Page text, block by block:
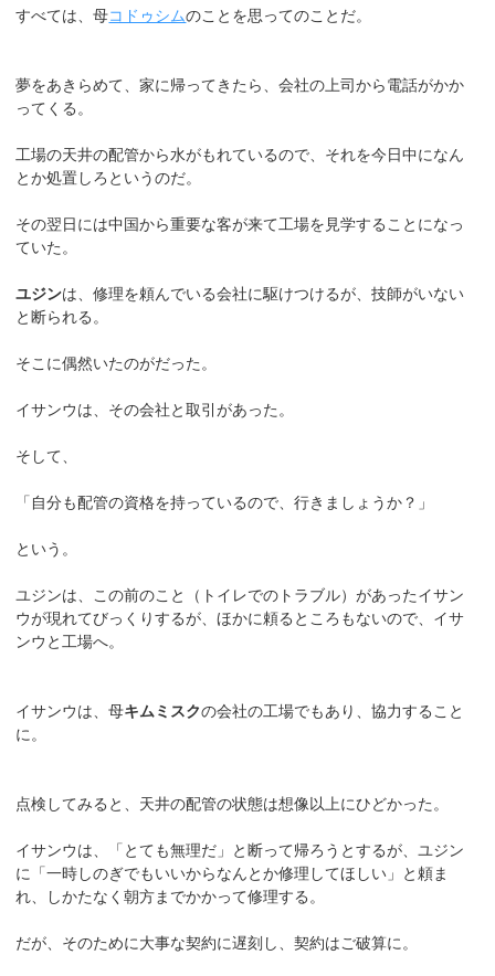
すべては、母コドゥシムのことを思ってのことだ。
夢をあきらめて、家に帰ってきたら、会社の上司から電話がかか
ってくる。
工場の天井の配管から水がもれているので、それを今日中になん
とか処置しろというのだ。
その翌日には中国から重要な客が来て工場を見学することになっ
ていた。
ユジンは、修理を頼んでいる会社に駆けつけるが、技師がいない
と断られる。
そこに偶然いたのがだった。
イサンウは、その会社と取引があった。
そして、
「自分も配管の資格を持っているので、行きましょうか？」
という。
ユジンは、この前のこと（トイレでのトラブル）があったイサン
ウが現れてびっくりするが、ほかに頼るところもないので、イサ
ンウと工場へ。
イサンウは、母キムミスクの会社の工場でもあり、協力すること
に。
点検してみると、天井の配管の状態は想像以上にひどかった。
イサンウは、「とても無理だ」と断って帰ろうとするが、ユジン
に「一時しのぎでもいいからなんとか修理してほしい」と頼ま
れ、しかたなく朝方までかかって修理する。
だが、そのために大事な契約に遅刻し、契約はご破算に。